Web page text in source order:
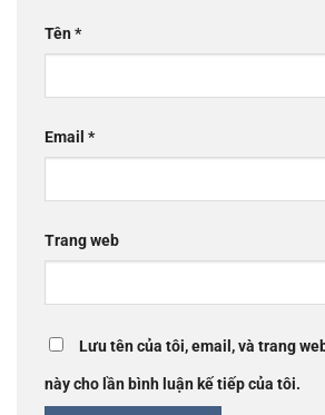
Tên*
Email *
Trang web
Lưu tên của tôi, email, và trang
này cho lần bình luận kế tiếp của tôi.